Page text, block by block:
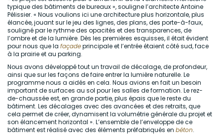
typique des bâtiments de bureaux », souligne l’architecte Antoine
Pélissier. « Nous voulions ici une architecture plus horizontale, plus
élancée, jouant sur le jeu des lignes, des plans, des porte-à-faux,
souligné par le rythme des opacités et des transparences, de
l’ombre et de la lumière. Dès les premières esquisses, il était évident
pour nous que la façadeprincipale et l’entrée étaient côté sud, face
à la prairie et au parking.
Nous avons développé tout un travail de décalage, de profondeur,
ainsi que sur les façons de faire entrer la lumière naturelle. Le
programme nous a aidés en cela. Nous avions en fait un besoin
important de surfaces au sol pour les salles de formation. Le rez-
de-chaussée est, en grande partie, plus épais que le reste du
bâtiment. Les décalages avec des avancées et des retraits, que
cela permet de créer, dynamisent la volumétrie générale du projet et
son élancement horizontal ». L’ensemble de l’enveloppe de ce
bâtiment est réalisé avec des éléments préfabriqués en béton.